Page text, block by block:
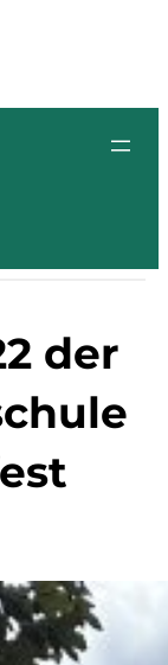
der